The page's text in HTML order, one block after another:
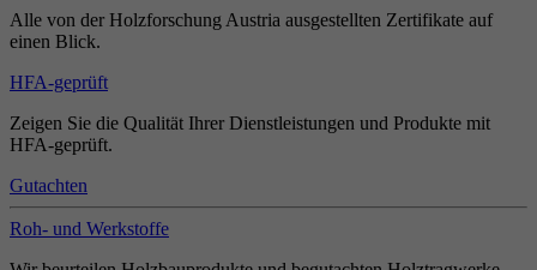
Alle von der Holzforschung Austria ausgestellten Zertifikate auf
einen Blick.
HFA-geprüft
Zeigen Sie die Qualität Ihrer Dienstleistungen und Produkte mit
HFA-geprüft.
Gutachten
Roh- und Werkstoffe